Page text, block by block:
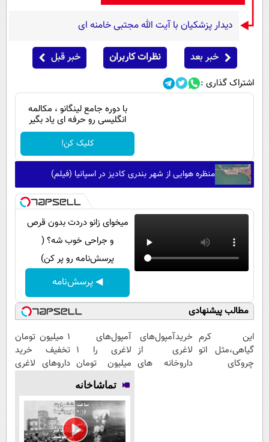
دیدار پزشکیان با آیت الله مجتبی خامنه ای
خبر بعد نظرات کاربران خبر قبل
اشتراک گذاری :
با دوره جامع لینگانو ، مکالمه
انگلیسی رو حرفه ای یاد بگیر
کلیک کن!
منظره هوایی از شهر بندری کادیز در اسپانیا (فیلم)
میخوای زانو دردت بدون قرص
و جراحی خوب شه؟ (
پرسش‌نامه رو پر کن)
◀ پرسش‌نامه
مطالب پیشنهادی
این کرم
گیاهی،مثل اتو
چروکای
خریدآمپول‌های
لاغری از
داروخانه های
آمپول‌های
لاغری را ۱
میلیون تومان
ارزان‌تر از
همه‌جا بخر!
1 میلیون تومان
تخفیف خرید
داروهای لاغری
یخ!
تماشاخانه